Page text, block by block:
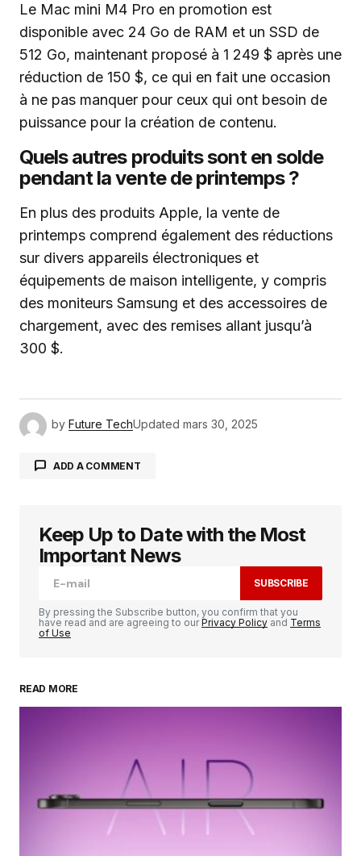
Le Mac mini M4 Pro en promotion est
disponible avec 24 Go de RAM et un SSD de
512 Go, maintenant proposé à 1 249 $ après une
réduction de 150 $, ce qui en fait une occasion
à ne pas manquer pour ceux qui ont besoin de
puissance pour la création de contenu.
Quels autres produits sont en solde
pendant la vente de printemps ?
En plus des produits Apple, la vente de
printemps comprend également des réductions
sur divers appareils électroniques et
équipements de maison intelligente, y compris
des moniteurs Samsung et des accessoires de
chargement, avec des remises allant jusqu’à
300 $.
by Future TechUpdated mars 30, 2025
ADD A COMMENT
Votre adresse e-mail ne sera pas publiée. Les
champs obligatoires sont indiqués avec
Your Name
Enregistrer mon nom, mon e-mail et mon
site dans le navigateur pour mon prochain
commentaire.
Keep Up to Date with the Most
Important News
SUBSCRIBE
By pressing the Subscribe button, you confirm that you
have read and are agreeing to ourPrivacy Policy and Terms
of Use
READ MORE